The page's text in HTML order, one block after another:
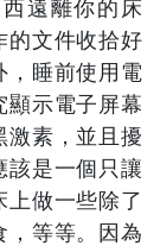
遠離你的床
的文件收拾好
，睡前使用電
顯示電子屏幕
激素，並且擾
該是一個只讓
上做一些除了
，等等。因為